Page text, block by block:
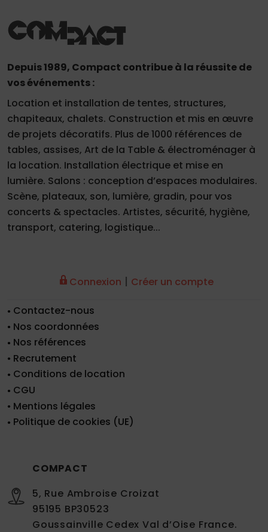
Depuis 1989, Compact contribue à la réussite de
vos événements :
Location et installation de tentes, structures,
chapiteaux, chalets. Construction et mis en œuvre
de projets décoratifs. Plus de 1000 références de
tables, assises, Art de la Table & électroménager à
la location. Installation électrique et mise en
lumière. Salons : conception d’espaces modulaires.
Scène, plateaux, son, lumière, gradin, pour vos
concerts & spectacles. Artistes, sécurité, hygiène,
transport, catering, logistique...
Connexion | Créer un compte
Contactez-nous
Nos coordonnées
Nos références
Recrutement
Conditions de location
CGU
Mentions légales
Politique de cookies (UE)
COMPACT
5, Rue Ambroise Croizat
95195 BP30523
Goussainville Cedex Val d’Oise France.